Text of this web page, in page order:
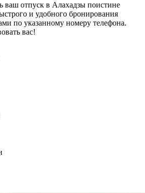
ваш отпуск в Алахадзы поистине
и удобного бронирования
по указанному номеру телефона.
вас!